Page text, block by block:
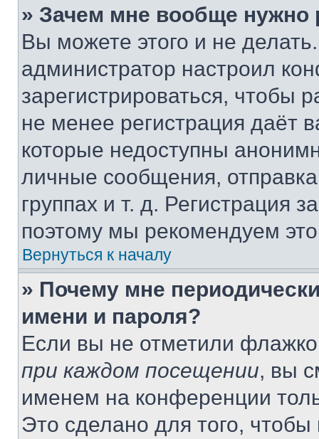
» Зачем мне вообще нужно
Вы можете этого и не
администратор настроил
зарегистрироваться, чтобы
не менее регистрация даёт
которые недоступны
личные сообщения,
группах и т. д. Регистрация
поэтому мы рекомендуем
Вернуться к началу
» Почему мне
имени и пароля?
Если вы не отметили
при каждом посещении, вы
именем на конференции
Это сделано для того, чтобы